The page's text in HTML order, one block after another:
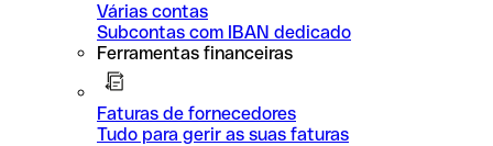
Várias contas
Subcontas com IBAN dedicado
Ferramentas financeiras
Faturas de fornecedores
Tudo para gerir as suas faturas